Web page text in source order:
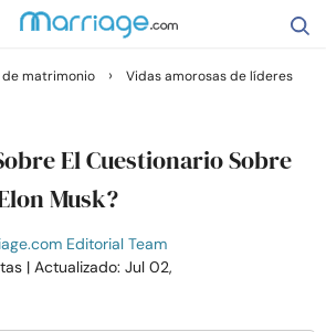
matrimonio › Vidas amorosas de líderes
El Cuestionario Sobre
Musk?
Editorial Team
| Actualizado: Jul 02,